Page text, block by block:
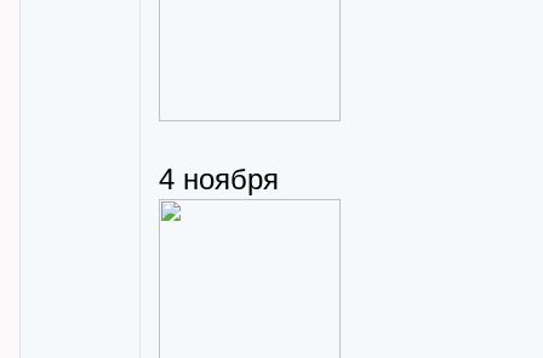
4 ноября